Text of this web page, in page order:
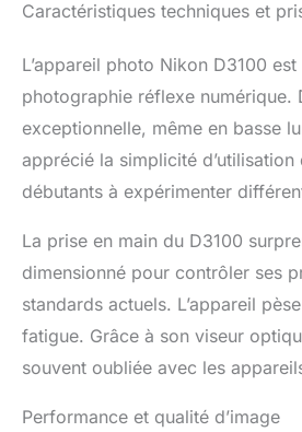
Caractéristiques techniques et
L’appareil photo Nikon D3100
photographie réflexe numérique.
exceptionnelle, même en basse
apprécié la simplicité
débutants à expérimenter
La prise en main du D3100
dimensionné pour contrôler ses
standards actuels. L’appareil
fatigue. Grâce à son viseur
souvent oubliée avec les
Performance et qualité d’image